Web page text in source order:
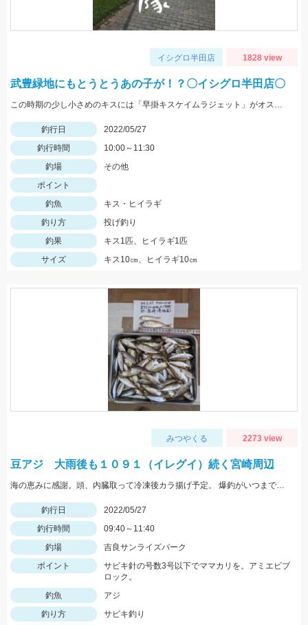
イシグロ半田店 1828 view
武豊緑地にもとうとうあの子が！？〇イシグロ半田店〇
この時期の少し小さめのキスには「早掛キスケイムラジェット」がオススメ！ 武豊緑地でも小型ですがキスが釣れ始めました！皆さんも是非、チャレンジしてみてください！！
釣行日
2022/05/27
釣行時間
10:00～11:30
釣場
その他
ポイント
釣魚
キス・ヒイラギ
釣り方
投げ釣り
釣果
キス1匹、ヒイラギ1匹
サイズ
キス10㎝、ヒイラギ10㎝
みつやくる 2273 view
豆アジ 大雨後も１０９１（イレグイ）続く宮崎周辺
海の恵みに感謝。頭、内臓取って冷凍後カラ揚げ予定。 爆釣がいつまで続くか見守りたい。
釣行日
2022/05/27
釣行時間
09:40～11:40
釣場
吉良サンライズパーク
ポイント
サビキ針の号数3号以下でママカリを。アミエビブ
ロック。
釣魚
アジ
釣り方
サビキ釣り